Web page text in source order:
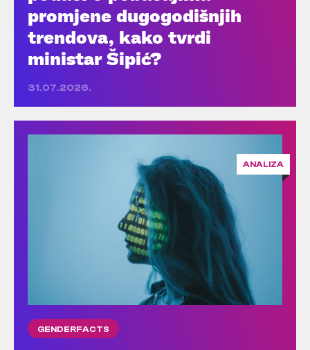
promjene dugogodišnjih
trendova, kako tvrdi
ministar Šipić?
31.07.2026.
ANALIZA
GENDERFACTS